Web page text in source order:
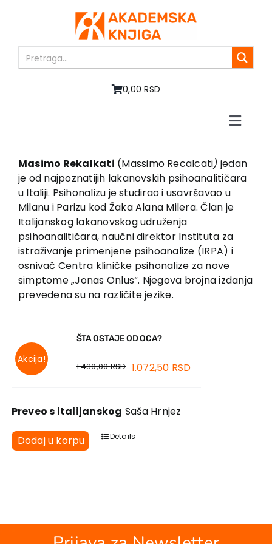
0,00 RSD
Toggle
O nama
Knjige
U pripremi
Akcija
Autori
Vesti
EU PROJEKTI
Kontakt
Masimo Rekalkati (Massimo Recalcati) jedan
je od najpoznatijih lakanovskih psihoanalitičara
u Italiji. Psihonalizu je studirao i usavršavao u
Milanu i Parizu kod Žaka Alana Milera. Član je
Italijanskog lakanovskog udruženja
psihoanalitičara, naučni direktor Instituta za
istraživanje primenjene psihoanalize (IRPA) i
osnivač Centra kliničke psihonalize za nove
simptome „Jonas Onlus“. Njegova brojna izdanja
prevedena su na različite jezike.
Akcija!
ŠTA OSTAJE OD OCA?
1.430,00RSD 1.072,50 RSD
Preveo s italijanskog Saša Hrnjez
Dodaj u korpu Details